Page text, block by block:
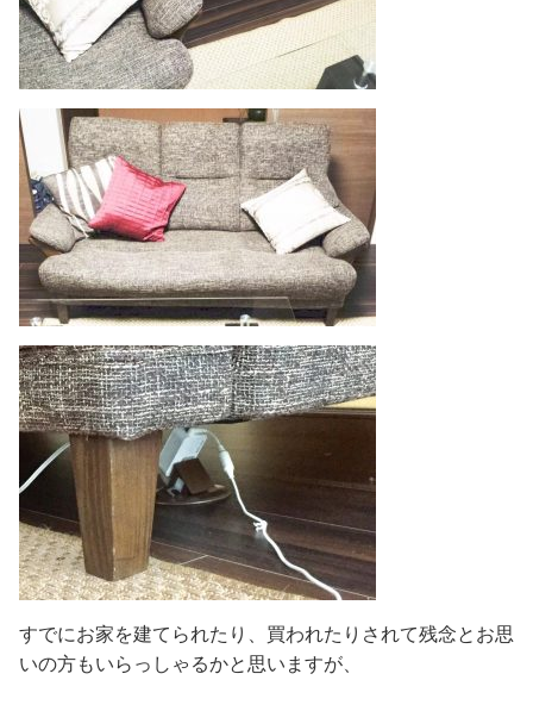
すでにお家を建てられたり、買われたりされて残念とお思
いの方もいらっしゃるかと思いますが、